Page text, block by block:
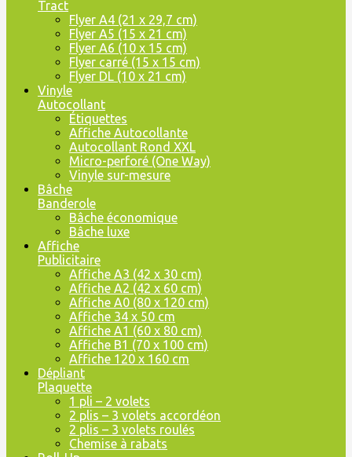
Tract
Flyer A4 (21 x 29,7 cm)
Flyer A5 (15 x 21 cm)
Flyer A6 (10 x 15 cm)
Flyer carré (15 x 15 cm)
Flyer DL (10 x 21 cm)
Vinyle
Autocollant
Étiquettes
Affiche Autocollante
Autocollant Rond XXL
Micro-perforé (One Way)
Vinyle sur-mesure
Bâche
Banderole
Bâche économique
Bâche luxe
Affiche
Publicitaire
Affiche A3 (42 x 30 cm)
Affiche A2 (42 x 60 cm)
Affiche A0 (80 x 120 cm)
Affiche 34 x 50 cm
Affiche A1 (60 x 80 cm)
Affiche B1 (70 x 100 cm)
Affiche 120 x 160 cm
Dépliant
Plaquette
1 pli – 2 volets
2 plis – 3 volets accordéon
2 plis – 3 volets roulés
Chemise à rabats